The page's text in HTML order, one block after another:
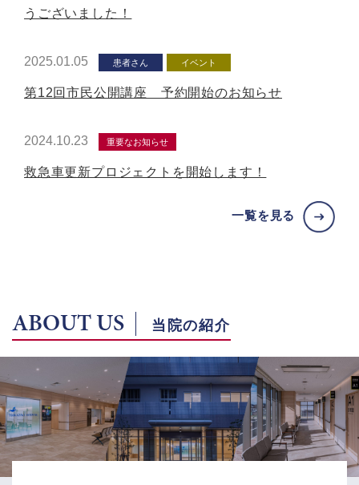
うございました！
2025.01.05 患者さん イベント
第12回市民公開講座 予約開始のお知らせ
2024.10.23 重要なお知らせ
救急車更新プロジェクトを開始します！
一覧を見る
ABOUT US 当院の紹介